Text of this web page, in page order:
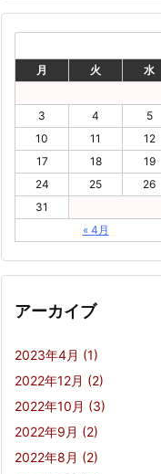
月
火 水
« 4月
3
4 5
10
11 12
17
18 19
24
25 26
31
アーカイブ
2023年4月 (1)
2022年12月 (2)
2022年10月 (3)
2022年9月 (2)
2022年8月 (2)